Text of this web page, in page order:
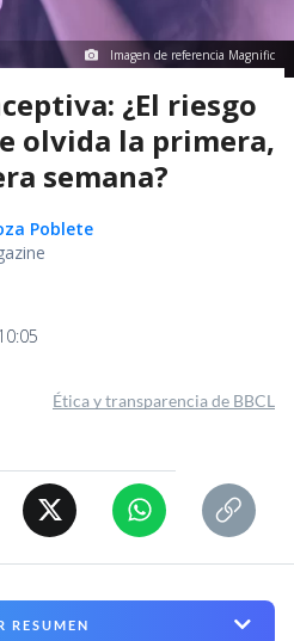
Imagen de referencia Magnific
¿El riesgo
olvida la primera,
semana?
Poblete
Ética y transparencia de BBCL
RESUMEN